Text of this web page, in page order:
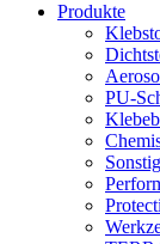
Produkte
PU-